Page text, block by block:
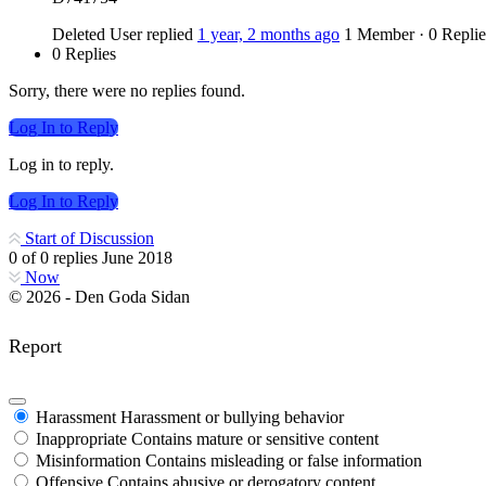
Deleted User replied 1 year, 2 months ago 1 Member · 0
0 Replies
Sorry, there were no replies found.
Log In to Reply
Log in to reply.
Log In to Reply
Start of Discussion
0 of0 replies June 2018
Now
© 2026 - Den Goda Sidan
Report
Harassment Harassment or bullying behavior
Inappropriate Contains mature or sensitive content
Misinformation Contains misleading or false information